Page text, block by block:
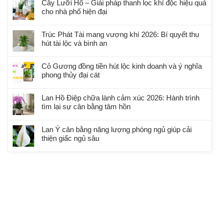
Cây Lưỡi Hổ – Giải pháp thanh lọc khí độc hiệu quả
cho nhà phố hiện đại
Trúc Phát Tài mang vượng khí 2026: Bí quyết thu
hút tài lộc và bình an
Cỏ Gương đồng tiền hút lộc kinh doanh và ý nghĩa
phong thủy đại cát
Lan Hồ Điệp chữa lành cảm xúc 2026: Hành trình
tìm lại sự cân bằng tâm hồn
Lan Ý cân bằng năng lượng phòng ngủ giúp cải
thiện giấc ngủ sâu